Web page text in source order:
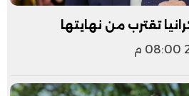
تقترب من نهايتها